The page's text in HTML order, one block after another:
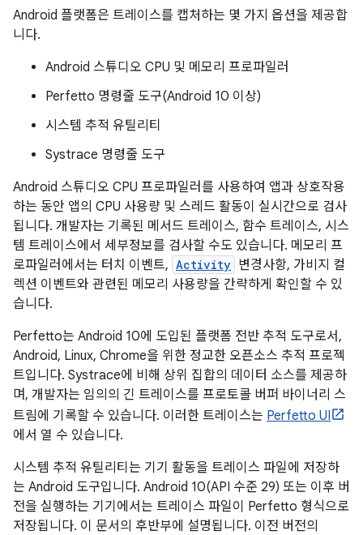
Android 플랫폼은 트레이스를 캡처하는 몇 가지 옵션을 제공합
니다.
Android 스튜디오 CPU 및 메모리 프로파일러
Perfetto 명령줄 도구(Android 10 이상)
시스템 추적 유틸리티
Systrace 명령줄 도구
Android 스튜디오 CPU 프로파일러를 사용하여 앱과 상호작용
하는 동안 앱의 CPU 사용량 및 스레드 활동이 실시간으로 검사
됩니다. 개발자는 기록된 메서드 트레이스, 함수 트레이스, 시스
템 트레이스에서 세부정보를 검사할 수도 있습니다. 메모리 프
로파일러에서는 터치 이벤트, Activity 변경사항, 가비지 컬
렉션 이벤트와 관련된 메모리 사용량을 간략하게 확인할 수 있
습니다.
Perfetto는 Android 10에 도입된 플랫폼 전반 추적 도구로서,
Android, Linux, Chrome을 위한 정교한 오픈소스 추적 프로젝
트입니다. Systrace에 비해 상위 집합의 데이터 소스를 제공하
며, 개발자는 임의의 긴 트레이스를 프로토콜 버퍼 바이너리 스
트림에 기록할 수 있습니다. 이러한 트레이스는 Perfetto UI
에서 열 수 있습니다.
시스템 추적 유틸리티는 기기 활동을 트레이스 파일에 저장하
는 Android 도구입니다. Android 10(API 수준 29) 또는 이후 버
전을 실행하는 기기에서는 트레이스 파일이 Perfetto 형식으로
저장됩니다. 이 문서의 후반부에 설명됩니다. 이전 버전의